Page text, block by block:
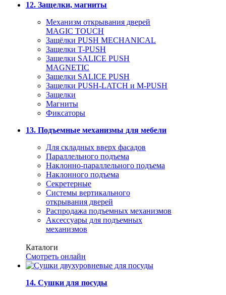
12. Защелки, магниты
Механизм открывания дверей
MAGIC TOUCH
Защёлки PUSH MECHANICAL
Защелки T-PUSH
Защелки SALICE PUSH
MAGNETIC
Защелки SALICE PUSH
Защелки PUSH-LATCH и M-PUSH
Защелки
Магниты
Фиксаторы
13. Подъемные механизмы для мебели
Для складных вверх фасадов
Параллельного подъема
Наклонно-параллельного подъема
Наклонного подъема
Секретерные
Системы вертикального
открывания дверей
Распродажа подъемных механизмов
Аксессуары для подъемных
механизмов
Каталоги
Смотреть онлайн
14. Сушки для посуды